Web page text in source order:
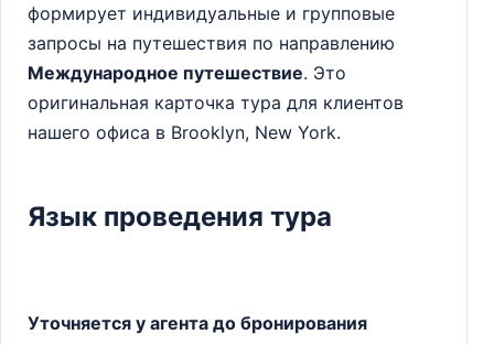
формирует индивидуальные и групповые
запросы на путешествия по направлению
Международное путешествие. Это
оригинальная карточка тура для клиентов
нашего офиса в Brooklyn, New York.
Язык проведения тура
Уточняется у агента до бронирования